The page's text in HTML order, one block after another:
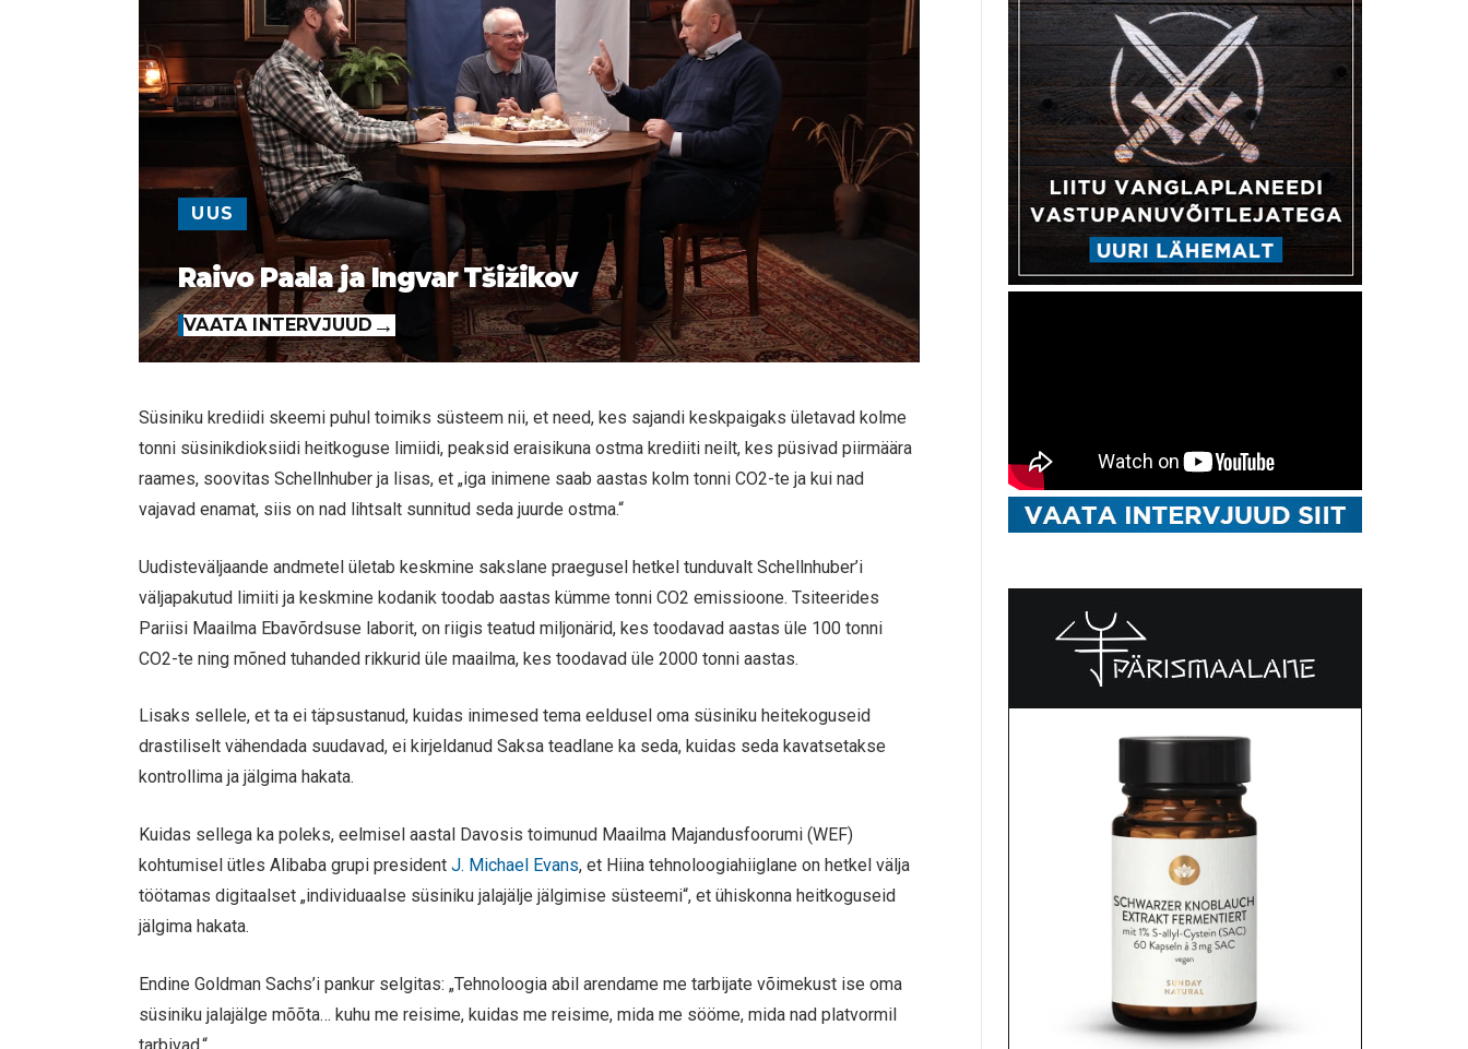
UUS
Raivo Paala ja Ingvar Tšižikov
VAATA INTERVJUUD
Süsiniku krediidi skeemi puhul toimiks süsteem nii, et need, kes sajandi keskpaigaks ületavad kolme
tonni süsinikdioksiidi heitkoguse limiidi, peaksid eraisikuna ostma krediiti neilt, kes püsivad piirmäära
raames, soovitas Schellnhuber ja lisas, et „iga inimene saab aastas kolm tonni CO2-te ja kui nad
vajavad enamat, siis on nad lihtsalt sunnitud seda juurde ostma.“
Uudisteväljaande andmetel ületab keskmine sakslane praegusel hetkel tunduvalt Schellnhuber’i
väljapakutud limiiti ja keskmine kodanik toodab aastas kümme tonni CO2 emissioone. Tsiteerides
Pariisi Maailma Ebavõrdsuse laborit, on riigis teatud miljonärid, kes toodavad aastas üle 100 tonni
CO2-te ning mõned tuhanded rikkurid üle maailma, kes toodavad üle 2000 tonni aastas.
Lisaks sellele, et ta ei täpsustanud, kuidas inimesed tema eeldusel oma süsiniku heitekoguseid
drastiliselt vähendada suudavad, ei kirjeldanud Saksa teadlane ka seda, kuidas seda kavatsetakse
kontrollima ja jälgima hakata.
Kuidas sellega ka poleks, eelmisel aastal Davosis toimunud Maailma Majandusfoorumi (WEF)
kohtumisel ütles Alibaba grupi presidentJ. Michael Evans, et Hiina tehnoloogiahiiglane on hetkel välja
töötamas digitaalset „individuaalse süsiniku jalajälje jälgimise süsteemi“, et ühiskonna heitkoguseid
jälgima hakata.
Endine Goldman Sachs’i pankur selgitas: „Tehnoloogia abil arendame me tarbijate võimekust ise oma
süsiniku jalajälge mõõta… kuhu me reisime, kuidas me reisime, mida me sööme, mida nad platvormil
tarbivad.“